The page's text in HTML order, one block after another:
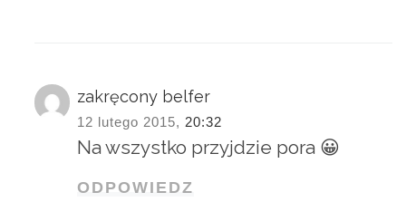
zakręcony belfer
12 lutego 2015, 20:32
Na wszystko przyjdzie pora 😀
ODPOWIEDZ